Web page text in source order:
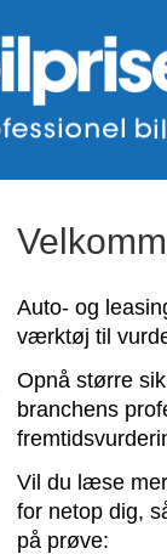
Auto- og
værktøj til
Opnå større
branchens
Vil du læse
for netop dig,
på prøve: